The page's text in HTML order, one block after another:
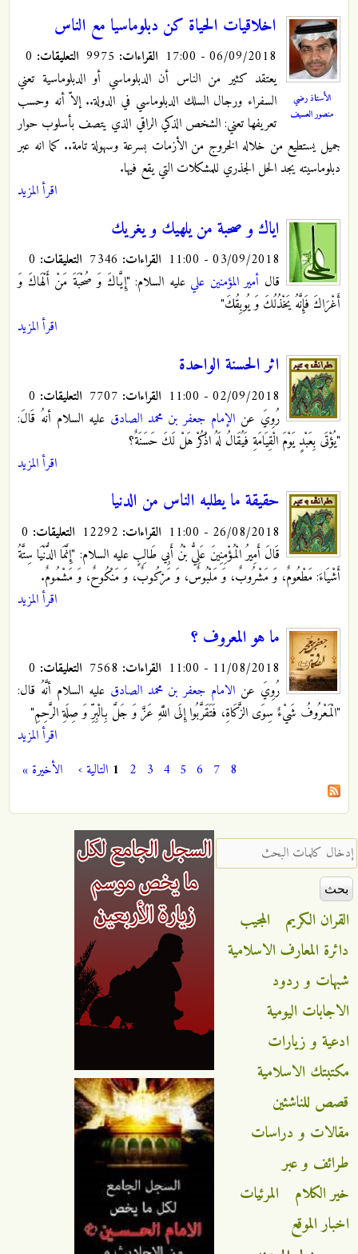
الأستاذ رضي
منصور العسيف
اخلاقيات الحياة كن دبلوماسيا مع الناس
06/09/2018 - 17:00 القراءات: التعليقات:
يعتقد كثير من الناس أن الدبلوماسي أو الدبلوماسية تعني
السفراء ورجال السلك الدبلوماسي في الدولة.. إلاّ أنه وحسب
تعريفها تعني: الشخص الذكي الراقي الذي يتصف بأسلوب حوار
جميل يستطيع من خلاله الخروج من الأزمات بسرعة وسهولة تامة.. كما انه عبر
دبلوماسيته يجد الحل الجذري للمشكلات التي يقع فيها.
اقرأ المزيد
اياك و صحبة من يلهيك و يغريك
03/09/2018 - 11:00 القراءات: التعليقات:
قال أمير المؤمنين علي عليه السلام: "إِيَّاكَ وَ صُحْبَةَ مَنْ أَلْهَاكَ وَ
أَغْرَاكَ فَإِنَّهُ يَخْذُلُكَ وَ يُوبِقُكَ"
اقرأ المزيد
اثر الحسنة الواحدة
02/09/2018 - 11:00 القراءات: التعليقات:
رُوِيَ عن الإمام جعفر بن محمد الصادق عليه السلام أنهُ قَالَ:
"يُؤْتَى بِعَبْدٍ يَوْمَ الْقِيَامَةِ فَيُقَالُ لَهُ اذْكُرْ هَلْ لَكَ حَسَنَةٌ؟
اقرأ المزيد
حقيقة ما يطلبه الناس من الدنيا
26/08/2018 - 11:00 القراءات: التعليقات:
قَالَ أَمِيرُ الْمُؤْمِنِينَ عَلِيُّ بْنُ أَبِي طَالِبٍ عليه السلام:‏ "إِنَّمَا الدُّنْيَا سِتَّةُ
أَشْيَاءَ: مَطْعُومٌ، وَ مَشْرُوبٌ، وَ مَلْبُوسٌ، وَ مَرْكُوبٌ، وَ مَنْكُوحٌ، وَ مَشْمُومٌ.
اقرأ المزيد
ما هو المعروف ؟
11/08/2018 - 11:00 القراءات: التعليقات:
رُوِيَ عن الامام جعفر بن محمد الصادق عليه السلام أنَّهُ قال:
"الْمَعْرُوفُ شَيْ‏ءٌ سِوَى الزَّكَاةِ، فَتَقَرَّبُوا إِلَى اللَّهِ عَزَّ وَ جَلَّ بِالْبِرِّ وَ صِلَةِ الرَّحِمِ"
اقرأ المزيد
الصفحات 1 2 3 4 5 6 7 8 التالية › الأخيرة »
‏إدخال كلمات البحث ‏
القران الكريم
المجيب
دائرة المعارف الاسلامية
شبهات و ردود
الاجابات اليومية
ادعية و زيارات
مكتبتك الاسلامية
قصص للناشئين
مقالات و دراسات
طرائف و عبر
خير الكلام
المرئيات
اخبار الموقع